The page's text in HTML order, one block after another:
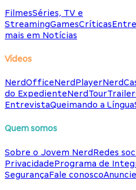
FilmesSéries, TV e
StreamingGamesCríticas
mais em Notícias
Vídeos
NerdOfficeNerdPlayer
do ExpedienteNerdTour
EntrevistaQueimando a Língua
Quem somos
Sobre o Jovem NerdRedes
PrivacidadePrograma de
SegurançaFale conoscoAnuncie